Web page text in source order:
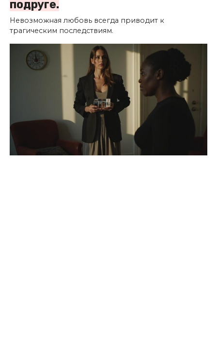
подруге.
Невозможная любовь всегда приводит к
трагическим последствиям.